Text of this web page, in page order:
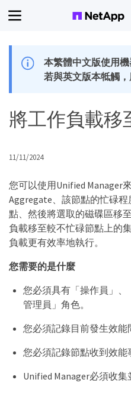
本繁體中文版使用
若與英文版本牴觸，
將工作負載移
11/11/2024
您可以使用Unified Manager
Aggregate、該節點的忙碌
點、然後將選取的磁碟區移
負載移至較不忙碌節點上的
負載更有效率地執行。
您需要的是什麼
您必須具有「操作員」
管理員」角色。
您必須記錄目前發生效能
您必須記錄節點收到效能
Unified Manager必須收